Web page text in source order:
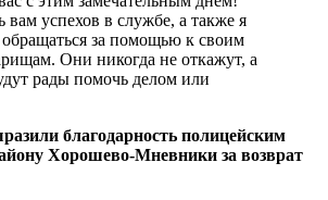
вам успехов в службе, а также я
за помощью к своим
Они никогда не откажут, а
рады помочь делом или
благодарность полицейским
Хорошево-Мневники за возврат